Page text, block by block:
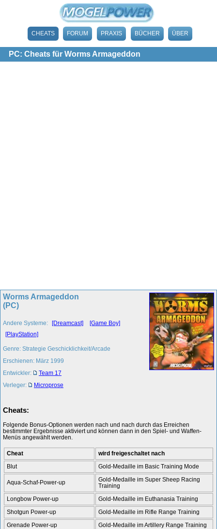
CHEATS FORUM PRAXIS BÜCHER ÜBER
PC: Cheats für Worms Armageddon
Worms Armageddon
(PC)
Andere Systeme: [Dreamcast]
[Game Boy]
[PlayStation]
Genre: Strategie Geschicklichkeit/Arcade
Erschienen: März 1999
Entwickler:
Team 17
Verleger:
Microprose
Cheats:
Folgende Bonus-Optionen werden nach und nach durch das Erreichen
bestimmter Ergebnisse aktiviert und können dann in den Spiel- und Waffen-
Menüs angewählt werden.
Cheat
wird freigeschaltet nach
Blut
Gold-Medaille im Basic Training Mode
Aqua-Schaf-Power-up
Gold-Medaille im Super Sheep Racing
Training
Longbow Power-up
Gold-Medaille im Euthanasia Training
Shotgun Power-up
Gold-Medaille im Rifle Range Training
Grenade Power-up
Gold-Medaille im Artillery Range Training